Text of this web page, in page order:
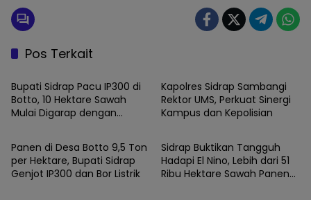
Pos Terkait
SIDRAP
Bupati Sidrap Pacu IP300 di
Botto, 10 Hektare Sawah
Mulai Digarap dengan
Kapolres Sidrap Sambangi
Rektor UMS, Perkuat Sinergi
Kampus dan Kepolisian
SIDRAP
Panen di Desa Botto 9,5 Ton
per Hektare, Bupati Sidrap
Genjot IP300 dan Bor Listrik
SIDRAP
Sidrap Buktikan Tangguh
Hadapi El Nino, Lebih dari 51
Ribu Hektare Sawah Panen
SIDRAP SIDRAP